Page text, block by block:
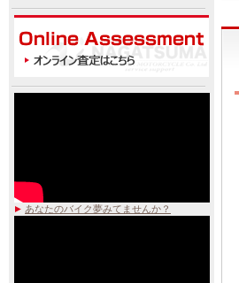
あなたのバイク夢みてませんか？